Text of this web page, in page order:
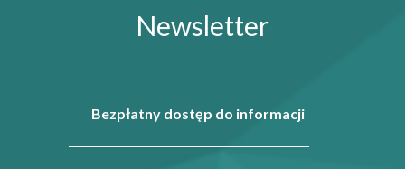
Newsletter
Bezpłatny dostęp do informacji